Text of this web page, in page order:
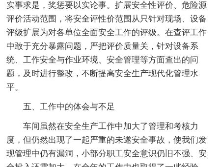
实事求是，奖惩要以实论事。扩展安全性评价、危险源
评价活动范围，将安全评性价范围从只针对现场、设备
评级扩展为对各单位全面安全工作的评级。在查评工作
中敢于充分暴露问题，严把评价质量关，针对设备系
统、工作安全与作业环境、安全管理等方面查出的问
题，及时进行整改，不断提高安全生产现代化管理水
平。
五、工作中的体会与不足
车间虽然在安全生产工作中加大了管理和考核力
度，但仍然出现了一起严重的未遂安全事故，使我们发
现管理中仍有漏洞，小部分职工安全意识仍旧不强、安